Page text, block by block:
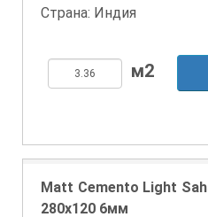
Страна: Индия
Matt Cemento Light
280x120 6мм